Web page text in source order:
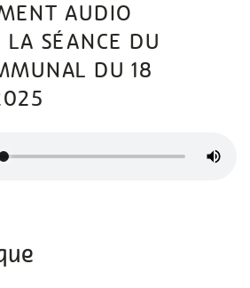
AUDIO
SÉANCE DU
DU 18